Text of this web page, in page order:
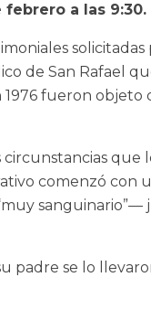
a las 9:30.
solicitadas
de San Rafael
fueron objeto
que
comenzó con
sanguinario”—
padre se lo